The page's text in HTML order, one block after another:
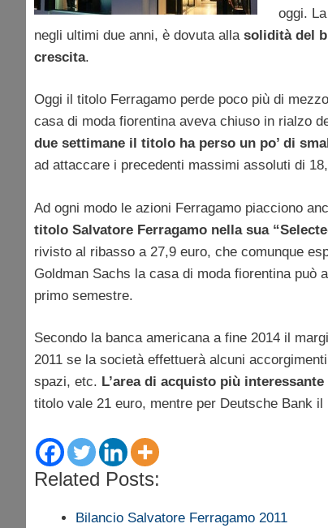
oggi. La
negli ultimi due anni, è dovuta alla solidità del
crescita.
Oggi il titolo Ferragamo perde poco più di
casa di moda fiorentina aveva chiuso in rialzo
due settimane il titolo ha perso un po’ di
ad attaccare i precedenti massimi assoluti di
Ad ogni modo le azioni Ferragamo piacciono
titolo Salvatore Ferragamo nella sua
rivisto al ribasso a 27,9 euro, che comunque
Goldman Sachs la casa di moda fiorentina può
primo semestre.
Secondo la banca americana a fine 2014 il
2011 se la società effettuerà alcuni
spazi, etc. L’area di acquisto più
titolo vale 21 euro, mentre per Deutsche Bank
Related Posts:
Bilancio Salvatore Ferragamo 2011